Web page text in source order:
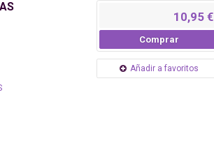
10,95 €
Comprar
Añadir a favoritos